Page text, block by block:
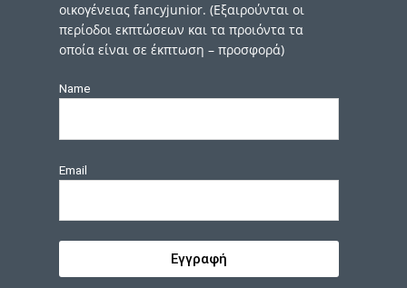
οικογένειας fancyjunior. (Εξαιρούνται οι
περίοδοι εκπτώσεων και τα προιόντα τα
οποία είναι σε έκπτωση – προσφορά)
Name
Email
Εγγραφή